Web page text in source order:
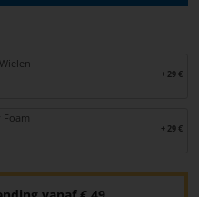
-
+ 29 €
+ 29 €